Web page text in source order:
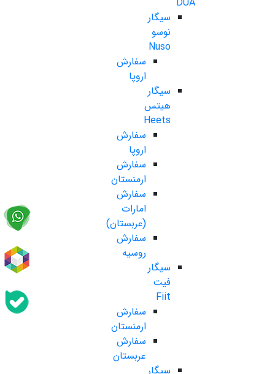
سیگار
نوسو
Nuso
سفارش
اروپا
سیگار
هیتس
Heets
سفارش
اروپا
سفارش
ارمنستان
سفارش
امارات
(عربستان)
سفارش
روسیه
سیگار
فیت
Fiit
سفارش
ارمنستان
سفارش
عربستان
سیگار